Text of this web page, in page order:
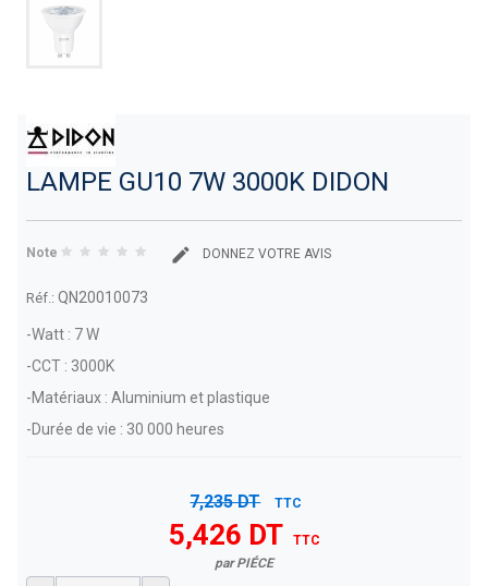
LAMPE GU10 7W 3000K DIDON
Note DONNEZ VOTRE AVIS
Réf.: QN20010073
-Watt : 7 W
-CCT : 3000K
-Matériaux : Aluminium et plastique
-Durée de vie : 30 000 heures
7,235 DT TTC
5,426 DT
TTC
par PIÉCE